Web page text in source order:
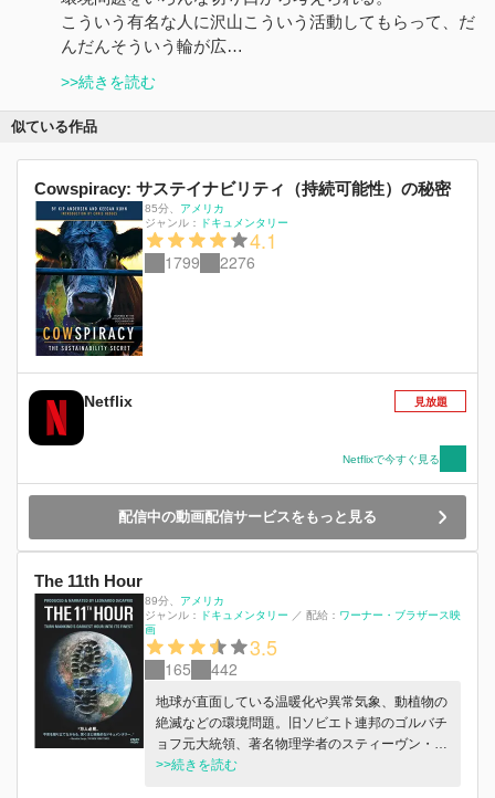
こういう有名な人に沢山こういう活動してもらって、だ
んだんそういう輪が広…
>>続きを読む
似ている作品
Cowspiracy: サステイナビリティ（持続可能性）の秘密
85分
アメリカ
ジャンル：
ドキュメンタリー
4.1
1799 2276
Netflix 見放題
Netflixで今すぐ見る
配信中の動画配信サービスをもっと見る
The 11th Hour
89分
アメリカ
ジャンル：
ドキュメンタリー ／ 配給： ワーナー・ブラザース映
画
3.5
165 442
地球が直面している温暖化や異常気象、動植物の
絶滅などの環境問題。旧ソビエト連邦のゴルバチ
ョフ元大統領、著名物理学者のスティーヴン・ホ
ーキング氏など、世界中の専門家たちが一刻の猶
>>続きを読む